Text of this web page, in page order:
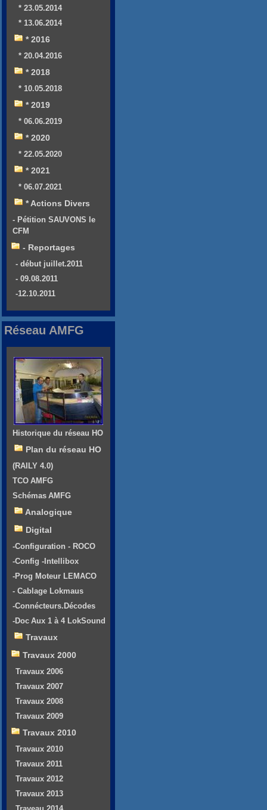
* 23.05.2014
* 13.06.2014
* 2016
* 20.04.2016
* 2018
* 10.05.2018
* 2019
* 06.06.2019
* 2020
* 22.05.2020
* 2021
* 06.07.2021
* Actions Divers
- Pétition SAUVONS le
CFM
- Reportages
- début juillet.2011
- 09.08.2011
-12.10.2011
Réseau AMFG
Historique du réseau HO
Plan du réseau HO
(RAILY 4.0)
TCO AMFG
Schémas AMFG
Analogique
Digital
-Configuration - ROCO
-Config -Intellibox
-Prog Moteur LEMACO
- Cablage Lokmaus
-Connécteurs.Décodes
-Doc Aux 1 à 4 LokSound
Travaux
Travaux 2000
Travaux 2006
Travaux 2007
Travaux 2008
Travaux 2009
Travaux 2010
Travaux 2010
Travaux 2011
Travaux 2012
Travaux 2013